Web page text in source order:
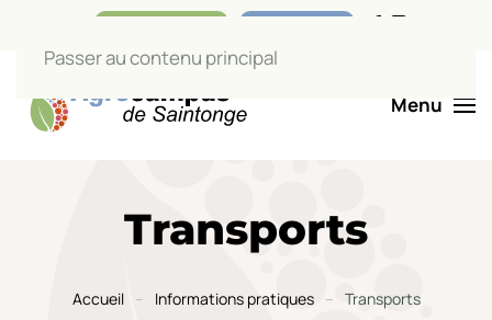
Passer au contenu principal
Menu
Transports
Accueil Informations pratiques Transports